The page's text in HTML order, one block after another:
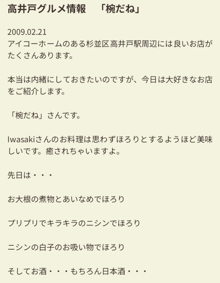
二世帯住宅をお考えの方
耐震対策も安心の家づくり
リフォーム・リノベーションをお考えの方
ショールーム
採用情報
03-3334-0334
高井戸グルメ情報 「椀だね」
2009.02.21
アイコーホームのある杉並区高井戸駅周辺には良いお店が
たくさんあります。
本当は内緒にしておきたいのですが、今日は大好きなお店
をご紹介します。
「椀だね」さんです。
Iwasakiさんのお料理は思わずほろりとするようほど美味
しいです。癒されちゃいますよ。
先日は・・・
お大根の煮物とあいなめでほろり
プリプリでキラキラのニシンでほろり
ニシンの白子のお吸い物でほろり
そしてお酒・・・もちろん日本酒・・・